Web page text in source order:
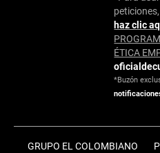
haz clic
ÉTICA
*Buzón
GRUPO EL COLOMBIANO